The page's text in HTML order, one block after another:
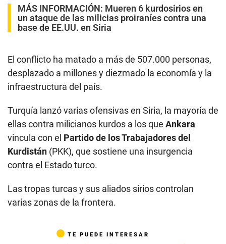
MÁS INFORMACIÓN: Mueren 6 kurdosirios en
un ataque de las milicias proiraníes contra una
base de EE.UU. en Siria
El conflicto ha matado a más de 507.000 personas,
desplazado a millones y diezmado la economía y la
infraestructura del país.
Turquía lanzó varias ofensivas en Siria, la mayoría de
ellas contra milicianos kurdos a los que Ankara
vincula con el Partido de los Trabajadores del
Kurdistán (PKK), que sostiene una insurgencia
contra el Estado turco.
Las tropas turcas y sus aliados sirios controlan
varias zonas de la frontera.
TE PUEDE INTERESAR